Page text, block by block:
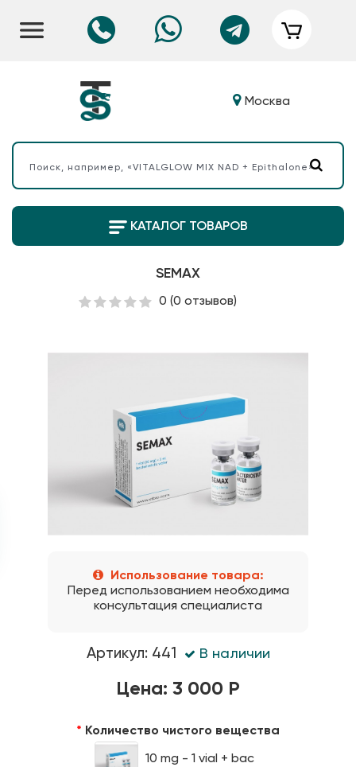
Москва
КАТАЛОГ ТОВАРОВ
SEMAX
0 (0 отзывов)
Использование товара:
Перед использованием необходима
консультация специалиста
Артикул: 441 В наличии
Цена: 3 000 Р
Количество чистого вещества
10 mg - 1 vial + bac